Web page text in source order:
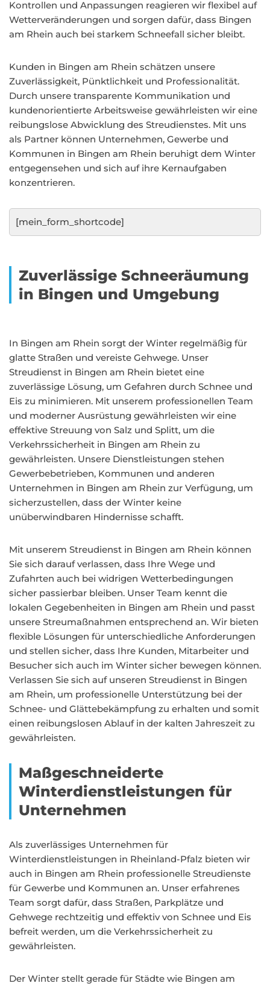
Kontrollen und Anpassungen reagieren wir flexibel auf
Wetterveränderungen und sorgen dafür, dass Bingen
am Rhein auch bei starkem Schneefall sicher bleibt.
Kunden in Bingen am Rhein schätzen unsere
Zuverlässigkeit, Pünktlichkeit und Professionalität.
Durch unsere transparente Kommunikation und
kundenorientierte Arbeitsweise gewährleisten wir eine
reibungslose Abwicklung des Streudienstes. Mit uns
als Partner können Unternehmen, Gewerbe und
Kommunen in Bingen am Rhein beruhigt dem Winter
entgegensehen und sich auf ihre Kernaufgaben
konzentrieren.
[mein_form_shortcode]
Zuverlässige Schneeräumung
in Bingen und Umgebung
In Bingen am Rhein sorgt der Winter regelmäßig für
glatte Straßen und vereiste Gehwege. Unser
Streudienst in Bingen am Rhein bietet eine
zuverlässige Lösung, um Gefahren durch Schnee und
Eis zu minimieren. Mit unserem professionellen Team
und moderner Ausrüstung gewährleisten wir eine
effektive Streuung von Salz und Splitt, um die
Verkehrssicherheit in Bingen am Rhein zu
gewährleisten. Unsere Dienstleistungen stehen
Gewerbebetrieben, Kommunen und anderen
Unternehmen in Bingen am Rhein zur Verfügung, um
sicherzustellen, dass der Winter keine
unüberwindbaren Hindernisse schafft.
Mit unserem Streudienst in Bingen am Rhein können
Sie sich darauf verlassen, dass Ihre Wege und
Zufahrten auch bei widrigen Wetterbedingungen
sicher passierbar bleiben. Unser Team kennt die
lokalen Gegebenheiten in Bingen am Rhein und passt
unsere Streumaßnahmen entsprechend an. Wir bieten
flexible Lösungen für unterschiedliche Anforderungen
und stellen sicher, dass Ihre Kunden, Mitarbeiter und
Besucher sich auch im Winter sicher bewegen können.
Verlassen Sie sich auf unseren Streudienst in Bingen
am Rhein, um professionelle Unterstützung bei der
Schnee- und Glättebekämpfung zu erhalten und somit
einen reibungslosen Ablauf in der kalten Jahreszeit zu
gewährleisten.
Maßgeschneiderte
Winterdienstleistungen für
Unternehmen
Als zuverlässiges Unternehmen für
Winterdienstleistungen in Rheinland-Pfalz bieten wir
auch in Bingen am Rhein professionelle Streudienste
für Gewerbe und Kommunen an. Unser erfahrenes
Team sorgt dafür, dass Straßen, Parkplätze und
Gehwege rechtzeitig und effektiv von Schnee und Eis
befreit werden, um die Verkehrssicherheit zu
gewährleisten.
Der Winter stellt gerade für Städte wie Bingen am